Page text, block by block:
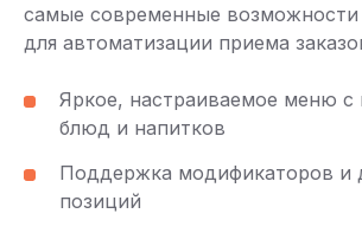
самые современные возможности
для автоматизации приема
Яркое, настраиваемое меню с
блюд и напитков
Поддержка модификаторов и
позиций